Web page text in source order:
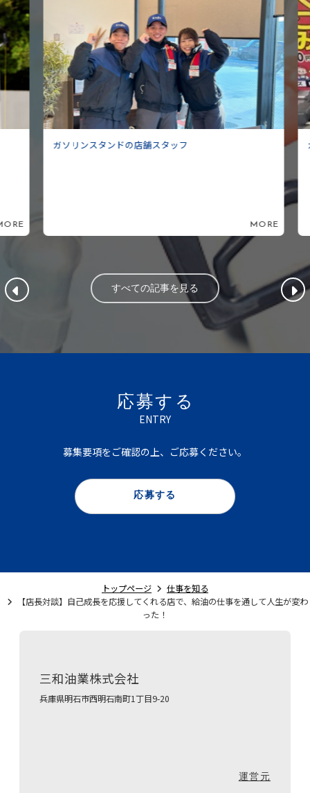
ガソリンスタンドの店舗スタッフ
MORE
すべての記事を見る
応募する
ENTRY
募集要項をご確認の上、ご応募ください。
応募する
トップページ
仕事を知る
【店長対談】自己成長を応援してくれる店で、給油の仕事を通して人生が変わ
った！
三和油業株式会社
兵庫県明石市西明石南町1丁目9-20
運営元